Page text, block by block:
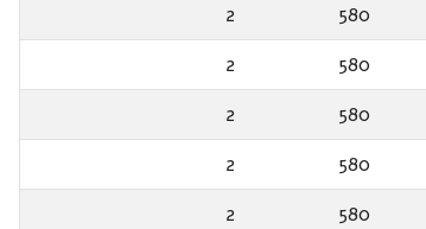
580
2
580
2
580
2
580
2
580
2